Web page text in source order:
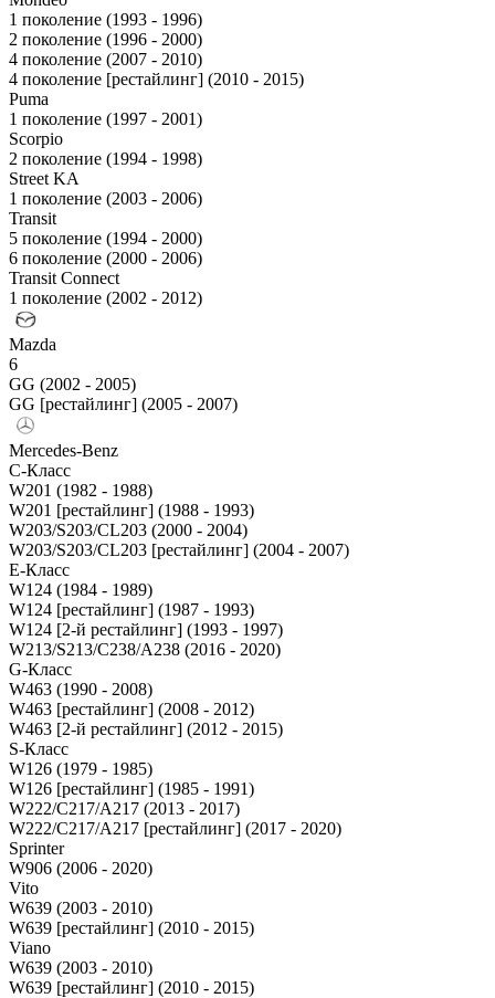
1 поколение (1993 - 1996)
2 поколение (1996 - 2000)
4 поколение (2007 - 2010)
4 поколение [рестайлинг] (2010 - 2015)
Puma
1 поколение (1997 - 2001)
Scorpio
2 поколение (1994 - 1998)
Street KA
1 поколение (2003 - 2006)
Transit
5 поколение (1994 - 2000)
6 поколение (2000 - 2006)
Transit Connect
1 поколение (2002 - 2012)
Mazda
6
GG (2002 - 2005)
GG [рестайлинг] (2005 - 2007)
Mercedes-Benz
C-Класс
W201 (1982 - 1988)
W201 [рестайлинг] (1988 - 1993)
W203/S203/CL203 (2000 - 2004)
W203/S203/CL203 [рестайлинг] (2004 - 2007)
E-Класс
W124 (1984 - 1989)
W124 [рестайлинг] (1987 - 1993)
W124 [2-й рестайлинг] (1993 - 1997)
W213/S213/C238/A238 (2016 - 2020)
G-Класс
W463 (1990 - 2008)
W463 [рестайлинг] (2008 - 2012)
W463 [2-й рестайлинг] (2012 - 2015)
S-Класс
W126 (1979 - 1985)
W126 [рестайлинг] (1985 - 1991)
W222/C217/A217 (2013 - 2017)
W222/C217/A217 [рестайлинг] (2017 - 2020)
Sprinter
W906 (2006 - 2020)
Vito
W639 (2003 - 2010)
W639 [рестайлинг] (2010 - 2015)
Viano
W639 (2003 - 2010)
W639 [рестайлинг] (2010 - 2015)